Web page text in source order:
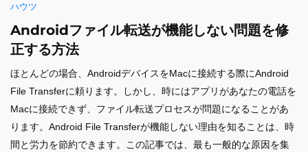
ハウツ
Androidファイル転送が機能しない問題を修
正する方法
ほとんどの場合、AndroidデバイスをMacに接続する際にAndroid
File Transferに頼ります。しかし、時にはアプリがあなたの電話を
Macに接続できず、ファイル転送プロセスが問題になることがあ
ります。Android File Transferが機能しない理由を知ることは、時
間と労力を節約できます。この記事では、最も一般的な原因を集